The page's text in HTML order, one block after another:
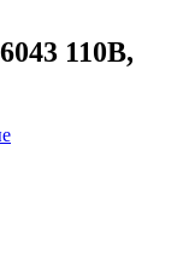
110В,